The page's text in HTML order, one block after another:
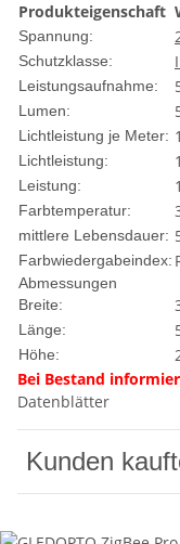
Produkteigenschaft
Spannung:
Schutzklasse:
Leistungsaufnahme:
Lumen:
Lichtleistung je Meter:
Lichtleistung:
Leistung:
Farbtemperatur:
mittlere Lebensdauer:
Farbwiedergabeindex:
Abmessungen
Breite:
Länge:
Höhe:
Bei Bestand
Datenblätter
Kunden